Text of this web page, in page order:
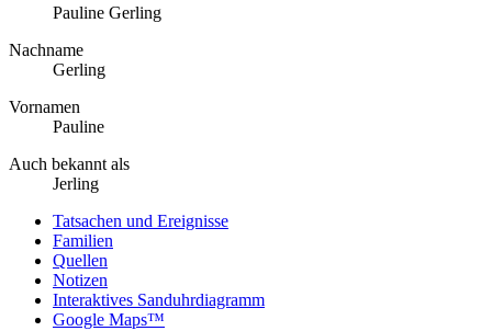
Pauline Gerling
Nachname
Gerling
Vornamen
Pauline
Auch bekannt als
Jerling
Tatsachen und Ereignisse
Familien
Quellen
Notizen
Interaktives Sanduhrdiagramm
Google Maps™